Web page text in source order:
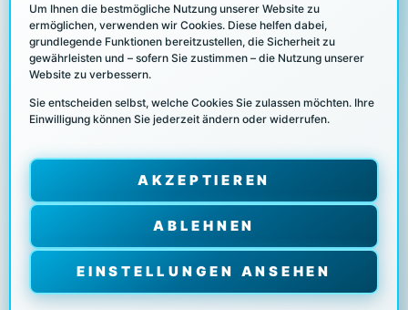
Um Ihnen die bestmögliche Nutzung unserer Website zu
ermöglichen, verwenden wir Cookies. Diese helfen dabei,
grundlegende Funktionen bereitzustellen, die Sicherheit zu
gewährleisten und – sofern Sie zustimmen – die Nutzung unserer
Website zu verbessern.
Sie entscheiden selbst, welche Cookies Sie zulassen möchten. Ihre
Einwilligung können Sie jederzeit ändern oder widerrufen.
AKZEPTIEREN
ABLEHNEN
EINSTELLUNGEN ANSEHEN
COOKIE RICHTLINIEN
IMPRESSUM
COPYRIGHT © [2026] FOTOGRAFIE-RF